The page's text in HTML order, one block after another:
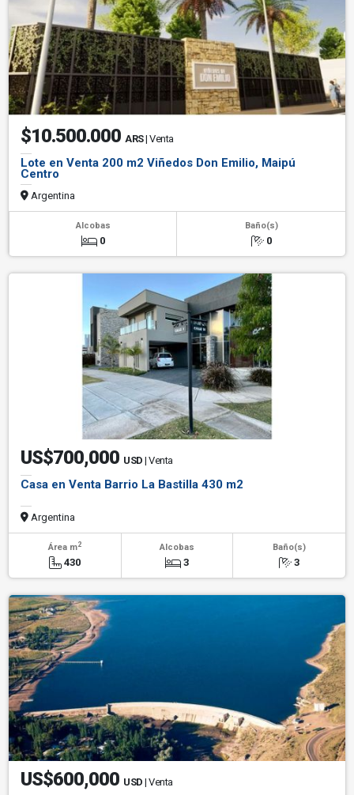
$10.500.000 ARS| Venta
Lote en Venta 200 m2 Viñedos Don Emilio, Maipú
Centro
Argentina
Alcobas
0
Baño(s)
0
US$700,000 USD | Venta
Casa en Venta Barrio La Bastilla 430 m2
Argentina
Área m2
430
Alcobas
3
Baño(s)
3
US$600,000 USD | Venta